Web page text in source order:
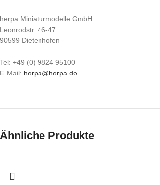
herpa Miniaturmodelle GmbH
Leonrodstr. 46-47
90599 Dietenhofen
Tel: +49 (0) 9824 95100
E-Mail: herpa@herpa.de
Ähnliche Produkte